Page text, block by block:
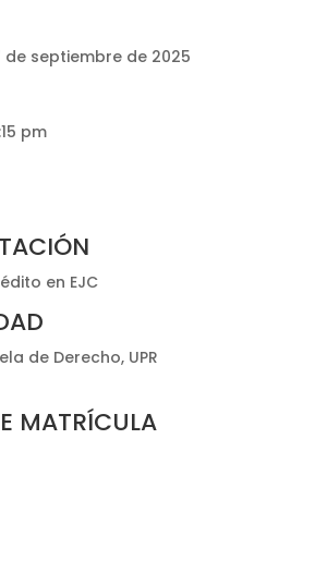
de septiembre de 2025
pm
en EJC
de Derecho, UPR
MATRÍCULA